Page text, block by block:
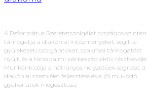
A Református Szeretetszolgálat országos szinten
támogatja a diakóniai intézményeket, segíti a
gyülekezeti szolgálatokat, szakmai támogatást
nyújt, és a társadalmi párbeszéd aktív résztvevője.
Munkánk célja a hátrányos helyzetűek segítése, a
diakóniai szemlélet fejlesztése és a jól működő
gyakorlatok megosztása.